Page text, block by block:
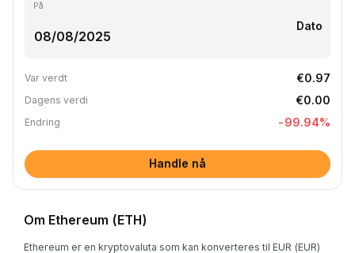
På
Dato
Var verdt €0.97
Dagens verdi €0.00
Endring -99.94%
Handle nå
Om Ethereum (ETH)
Ethereum er en kryptovaluta som kan konverteres til EUR (EUR)